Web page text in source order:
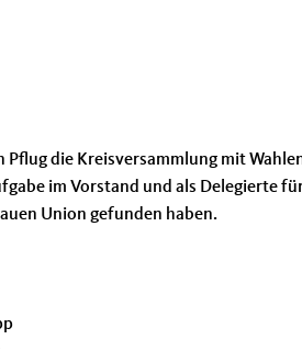
Pflug die Kreisversammlung mit
im Vorstand und als Delegierte
Union gefunden haben.